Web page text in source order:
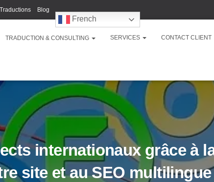
Blog
French
TRADUCTION & CONSULTING SERVICES CONTACT CLIENT
internationaux grâce à
site et au SEO multilingue